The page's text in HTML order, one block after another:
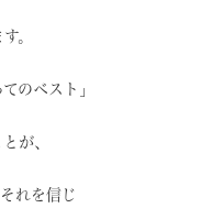
。
のベスト」
が、
れを信じ